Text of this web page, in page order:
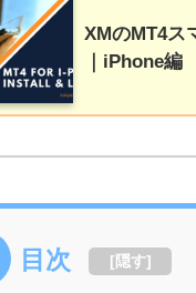
XMのMT4ス
｜iPhone編
目次 [隠す]